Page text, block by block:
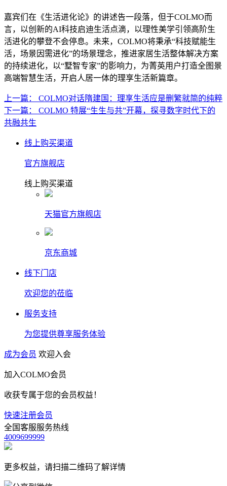
嘉宾们在《生活进化论》的讲述告一段落，但于COLMO而
言，以创新的AI科技启迪生活点滴，以理性美学引领高阶生
活进化的攀登不会停息。未来，COLMO将秉承“科技赋能生
活，场景因需进化”的场景理念，推进家居生活整体解决方案
的持续进化，以“墅智专家”的影响力，为菁英用户打造全图景
高端智慧生活，开启人居一体的理享生活新篇章。
上一篇： COLMO对话隋建国：理享生活应是删繁就简的纯粹
下一篇： COLMO 特展“生生与共”开幕，探寻数字时代下的
共融共生
线上购买渠道
官方旗舰店
线上购买渠道
天猫官方旗舰店
京东商城
线下门店
欢迎您的莅临
服务支持
为您提供尊享服务体验
成为会员 欢迎入会
加入COLMO会员
收获专属于您的会员权益！
快速注册会员
全国客服服务热线
4009699999
更多权益，请扫描二维码了解详情